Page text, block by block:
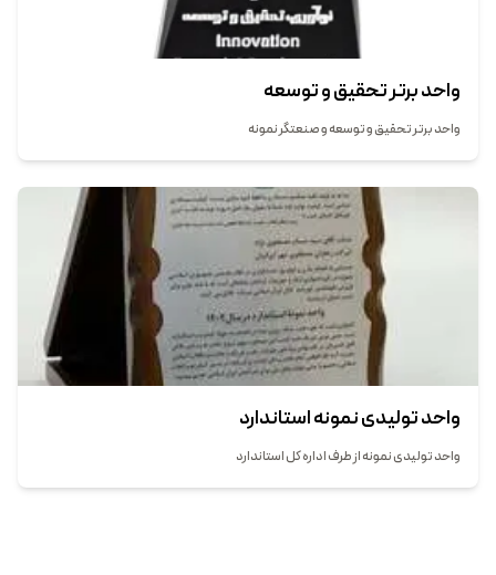
واحد برتر تحقیق و توسعه
واحد برتر تحقیق و توسعه و صنعتگر نمونه
واحد تولیدی نمونه استاندارد
واحد تولیدی نمونه از طرف اداره کل استاندارد